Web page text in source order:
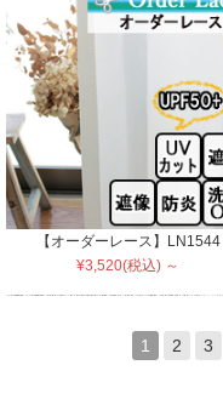
【オーダーレース】LN1544
¥3,520(税込) ～
1 2 3